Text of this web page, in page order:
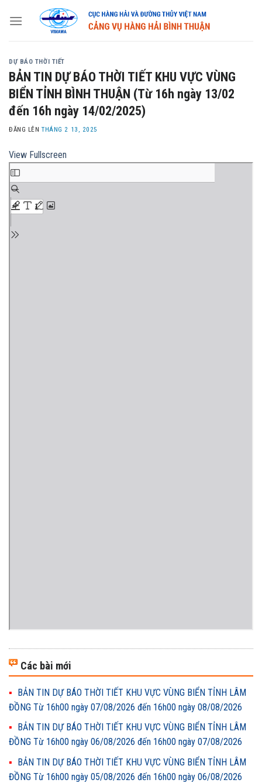
DỰ BÁO THỜI TIẾT
BẢN TIN DỰ BÁO THỜI TIẾT KHU VỰC VÙNG
BIỂN TỈNH BÌNH THUẬN (Từ 16h ngày 13/02
đến 16h ngày 14/02/2025)
ĐĂNG LÊNTHÁNG 2 13, 2025
View Fullscreen
Các bài mới
BẢN TIN DỰ BÁO THỜI TIẾT KHU VỰC VÙNG BIỂN TỈNH LÂM
ĐỒNG Từ 16h00 ngày 07/08/2026 đến 16h00 ngày 08/08/2026
BẢN TIN DỰ BÁO THỜI TIẾT KHU VỰC VÙNG BIỂN TỈNH LÂM
ĐỒNG Từ 16h00 ngày 06/08/2026 đến 16h00 ngày 07/08/2026
BẢN TIN DỰ BÁO THỜI TIẾT KHU VỰC VÙNG BIỂN TỈNH LÂM
ĐỒNG Từ 16h00 ngày 05/08/2026 đến 16h00 ngày 06/08/2026